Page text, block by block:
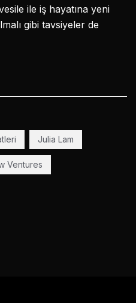
ile iş hayatına yeni
gibi tavsiyeler de
Julia Lam
Ventures